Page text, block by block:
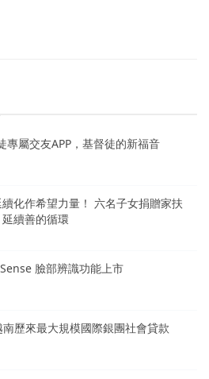
專屬交友APP，基督徒的新福音
化作希望力量！ 六名子女捐贈家扶
延續善的循環
臉部辨識功能上市
歷來最大規模國際銀團社會貸款